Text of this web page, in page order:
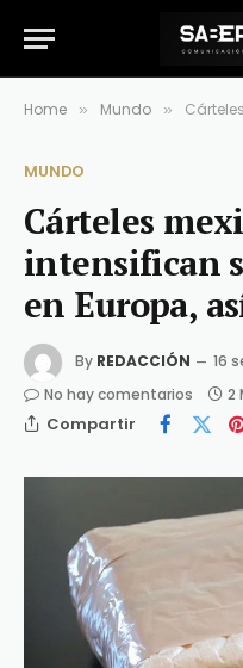
Home » Mundo » Cárteles
MUNDO
Cárteles
intensifican
en Europa,
By REDACCIÓN
16
No hay comentarios
2
Compartir